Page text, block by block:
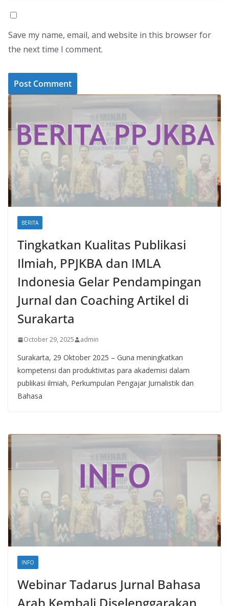
Save my name, email, and website in this browser for
the next time I comment.
BERITA
Tingkatkan Kualitas Publikasi
Ilmiah, PPJKBA dan IMLA
Indonesia Gelar Pendampingan
Jurnal dan Coaching Artikel di
Surakarta
October 29, 2025 admin
Surakarta, 29 Oktober 2025 – Guna meningkatkan
kompetensi dan produktivitas para akademisi dalam
publikasi ilmiah, Perkumpulan Pengajar Jurnalistik dan
Bahasa
INFO
Webinar Tadarus Jurnal Bahasa
Arab Kembali Diselenggarakan